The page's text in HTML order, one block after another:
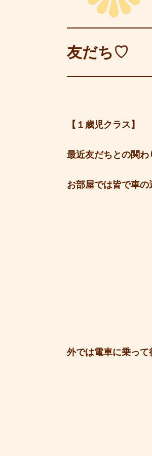
友だち♡
【１歳児クラス】
最近友だちとの関わ
お部屋では皆で車
外では電車に乗っ